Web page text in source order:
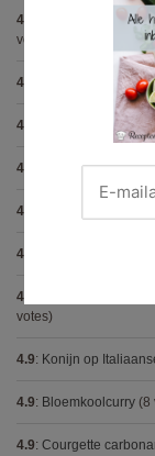
4.9
votes)
4.9 Gegrilde nougat
4.9 Gegratineerde
4.9 Gekarameliseerd
4.9
4.9 Steak chimichurri
4.9
votes)
4.9: Konijn op
4.9: Bloemkoolcurry (8
4.9: Courgette